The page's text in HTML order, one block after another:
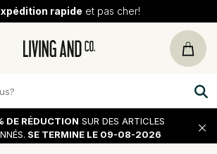
rapide et pas cher!
DE RÉDUCTION SUR DES ARTICLES
SE TERMINE LE 09-08-2026